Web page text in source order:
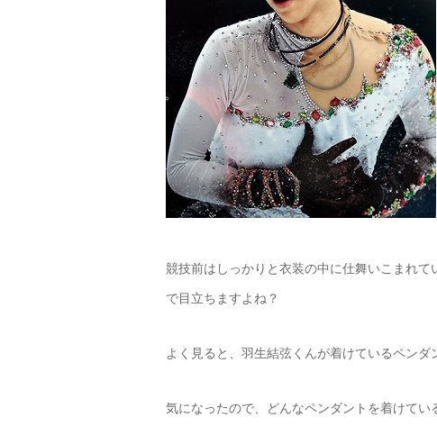
競技前はしっかりと衣装の中に仕舞いこまれ
で目立ちますよね？
よく見ると、羽生結弦くんが着けているペンダ
気になったので、どんなペンダントを着けて